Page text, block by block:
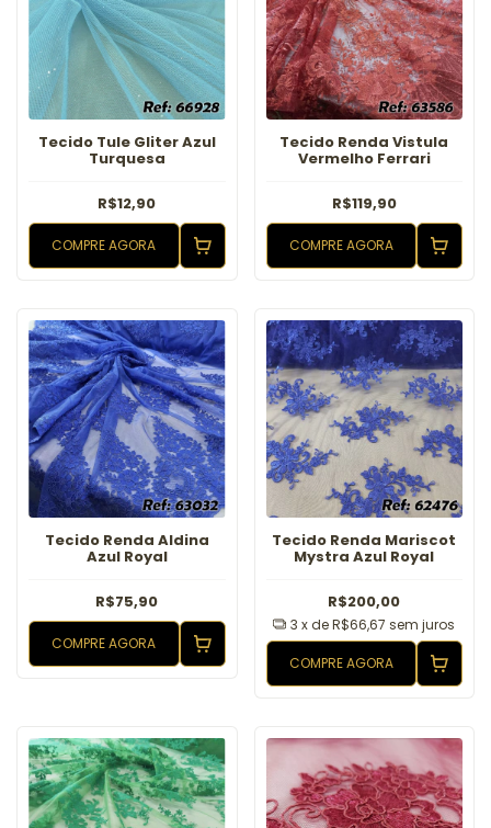
Tecido Tule Gliter Azul
Turquesa
R$12,90
COMPRE AGORA
Tecido Renda Vistula
Vermelho Ferrari
R$119,90
COMPRE AGORA
Tecido Renda Aldina
Azul Royal
R$75,90
COMPRE AGORA
Tecido Renda Mariscot
Mystra Azul Royal
R$200,00
3 x deR$66,67 sem juros
COMPRE AGORA